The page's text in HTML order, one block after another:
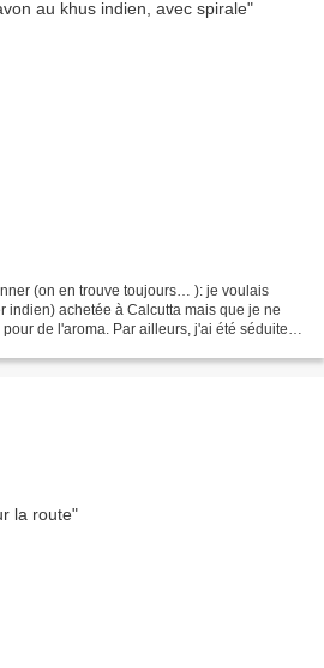
(on en trouve toujours… ): je voulais
indien) achetée à Calcutta mais que je ne
de l'aroma. Par ailleurs, j'ai été séduite